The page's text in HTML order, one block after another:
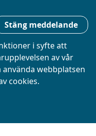
Stäng meddelande
i syfte att
av vår
webbplatsen
cookies.